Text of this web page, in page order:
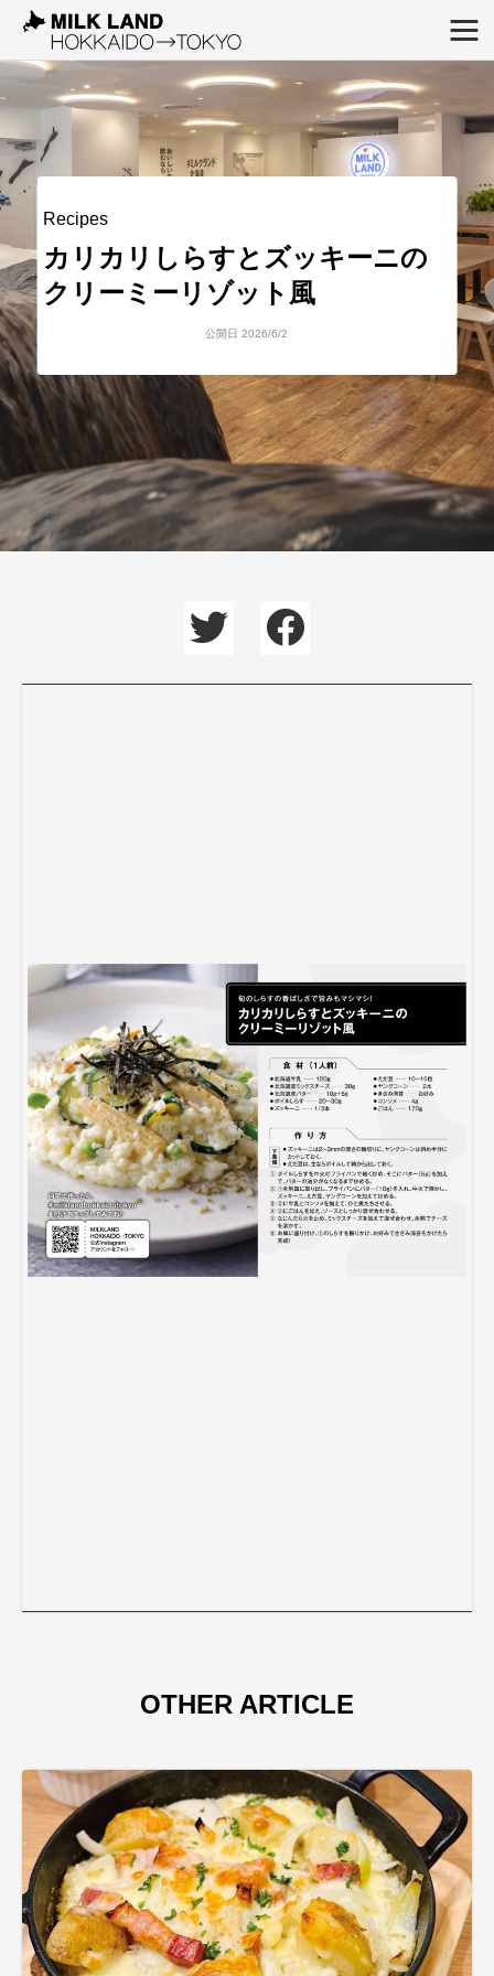
Recipes
カリカリしらすとズッキーニの
クリーミーリゾット風
公開日 2026/6/2
OTHER ARTICLE